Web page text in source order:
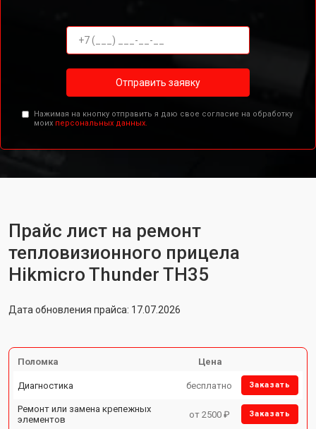
Отправить заявку
Нажимая на кнопку отправить я даю свое согласие на обработку
моих персональных данных.
Прайс лист на ремонт
тепловизионного прицела
Hikmicro Thunder TH35
Дата обновления прайса: 17.07.2026
Поломка Цена
Диагностика бесплатно Заказать
Ремонт или замена крепежных
элементов
от 2500 ₽ Заказать